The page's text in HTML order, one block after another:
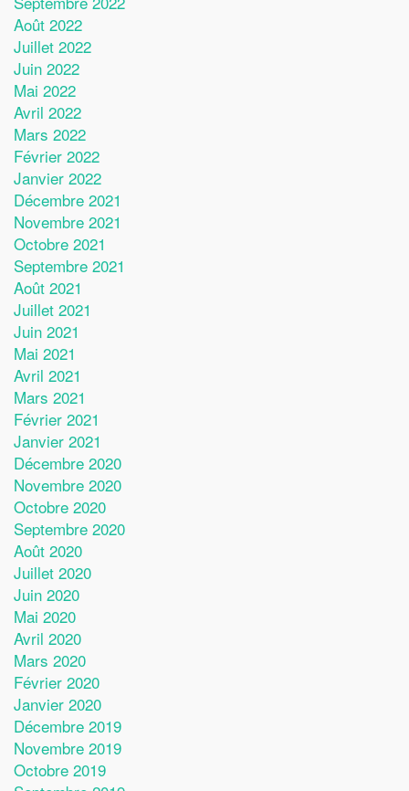
Août 2022
Juillet 2022
Juin 2022
Mai 2022
Avril 2022
Mars 2022
Février 2022
Janvier 2022
Décembre 2021
Novembre 2021
Octobre 2021
Septembre 2021
Août 2021
Juillet 2021
Juin 2021
Mai 2021
Avril 2021
Mars 2021
Février 2021
Janvier 2021
Décembre 2020
Novembre 2020
Octobre 2020
Septembre 2020
Août 2020
Juillet 2020
Juin 2020
Mai 2020
Avril 2020
Mars 2020
Février 2020
Janvier 2020
Décembre 2019
Novembre 2019
Octobre 2019